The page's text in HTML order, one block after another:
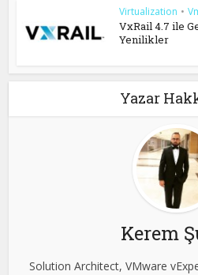
Virtualization •
VxRail 4.7 ile
Yenilikler
Yazar
Kerem
Solution Architect, VMware